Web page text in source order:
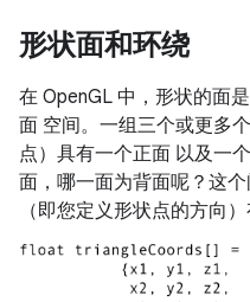
形状面和环绕
在 OpenGL 中，形状的面
面 空间。一组三个或更多
点）具有一个正面 以及一
面，哪一面为背面呢？这
（即您定义形状点的方向）